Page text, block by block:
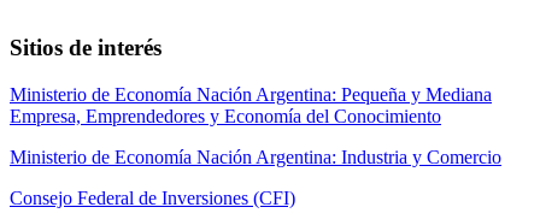
Sitios de interés
Ministerio de Economía Nación Argentina: Pequeña y Mediana
Empresa, Emprendedores y Economía del Conocimiento
Ministerio de Economía Nación Argentina: Industria y Comercio
Consejo Federal de Inversiones (CFI)